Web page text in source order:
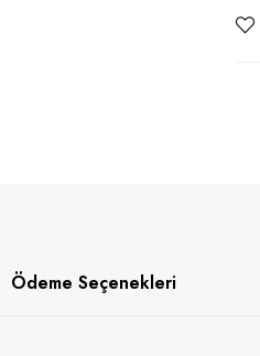
Ödeme Seçenekleri